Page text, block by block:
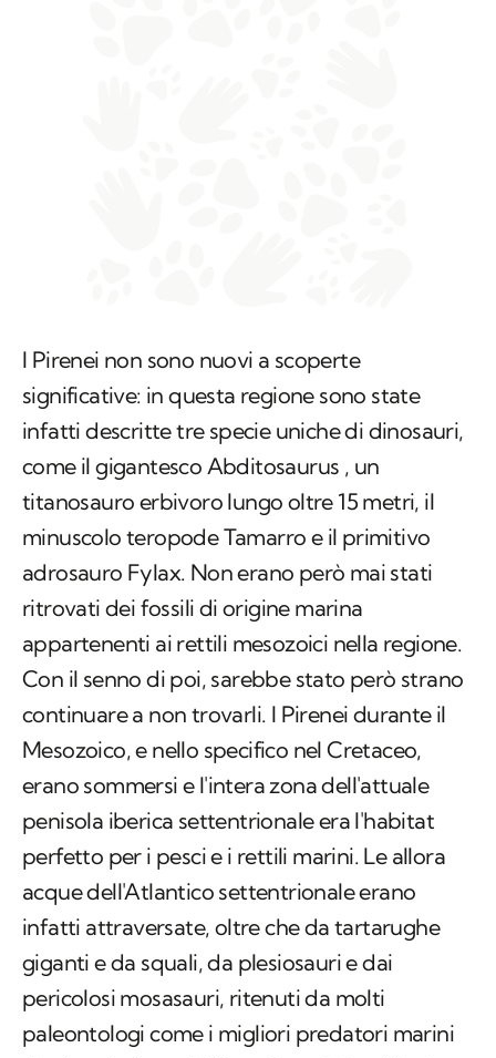
I Pirenei non sono nuovi a scoperte
significative: in questa regione sono state
infatti descritte tre specie uniche di dinosauri,
come il gigantesco Abditosaurus , un
titanosauro erbivoro lungo oltre 15 metri, il
minuscolo teropodeTamarro e il primitivo
adrosauro Fylax. Non erano però mai stati
ritrovati dei fossili di origine marina
appartenenti ai rettili mesozoici nella regione.
Con il senno di poi, sarebbe stato però strano
continuare a non trovarli. I Pirenei durante il
Mesozoico, e nello specifico nel Cretaceo,
erano sommersi e l'intera zona dell'attuale
penisola iberica settentrionale era l'habitat
perfetto per i pesci e i rettili marini. Le allora
acque dell'Atlantico settentrionale erano
infatti attraversate, oltre che da tartarughe
giganti e da squali, da plesiosauri e dai
pericolosi mosasauri, ritenuti da molti
paleontologi come i migliori predatori marini